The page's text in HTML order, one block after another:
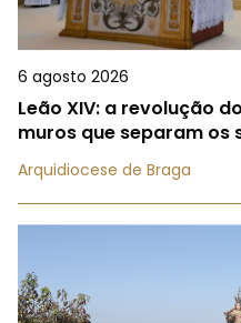
6 agosto 2026
Leão XIV: a revolução
muros que separam os
Arquidiocese de Braga